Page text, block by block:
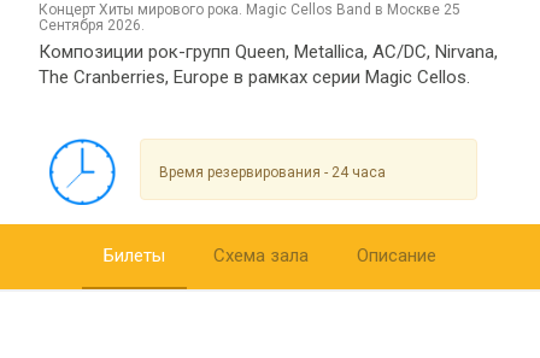
концерт Хиты мирового рока. Magic Cellos Band в Москве 25
Сентября 2026.
Композиции рок-групп Queen, Metallica, AC/DC, Nirvana,
The Cranberries, Europe в рамках серии Magic Cellos.
Время резервирования - 24 часа
Билеты Схема зала Описание